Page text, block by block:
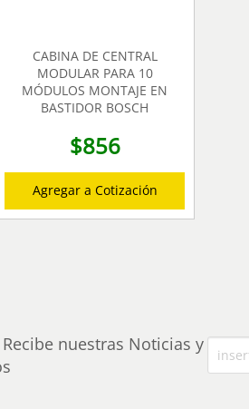
CABINA DE CENTRAL
MODULAR PARA 10
MÓDULOS MONTAJE EN
BASTIDOR BOSCH
$856
Agregar a Cotización
nuestras Noticias y